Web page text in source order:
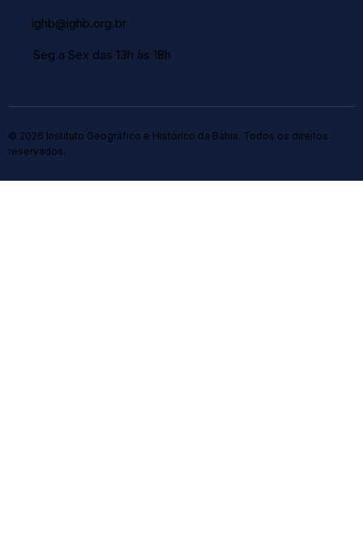
ighb@ighb.org.br
Seg a Sex das 13h às 18h
© 2026 Instituto Geográfico e Histórico da Bahia. Todos os direitos
reservados.